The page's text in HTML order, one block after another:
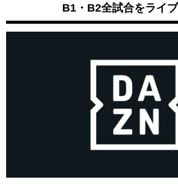
B1・B2全試合をライブ